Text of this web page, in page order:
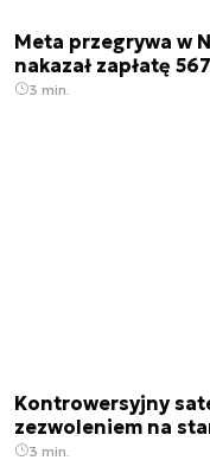
Meta przegrywa w
nakazał zapłatę
3 min.
Kontrowersyjny
zezwoleniem na
3 min.